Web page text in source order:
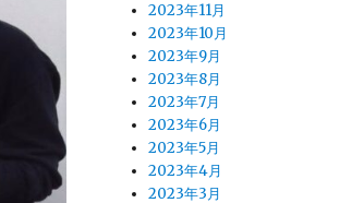
2023年11月
2023年10月
2023年9月
2023年8月
2023年7月
2023年6月
2023年5月
2023年4月
2023年3月